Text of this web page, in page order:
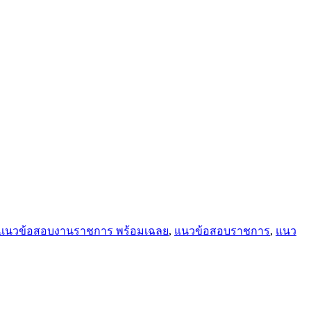
นวข้อสอบงานราชการ พร้อมเฉลย, แนวข้อสอบราชการ, แนว